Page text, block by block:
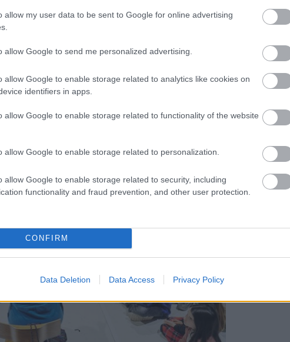
allow my user data to be sent to Google for online advertising
allow Google to send me personalized advertising.
allow Google to enable storage related to analytics like cookies on
identifiers in apps.
allow Google to enable storage related to functionality of the website
allow Google to enable storage related to personalization.
allow Google to enable storage related to security, including
functionality and fraud prevention, and other user protection.
CONFIRM
Data Deletion Data Access Privacy Policy
gazdag világára irányították a figyelmet:
indult el a hagyományos mesemondás-
mesemondó, Toldi István történeteit rögzítette a
a szakmai közönség pedig megismerhette a
a „Csere-bere fogadom” programot, amely a
megújítását célozza.